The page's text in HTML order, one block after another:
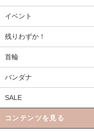
イベント
残りわずか！
首輪
バンダナ
SALE
コンテンツを見る